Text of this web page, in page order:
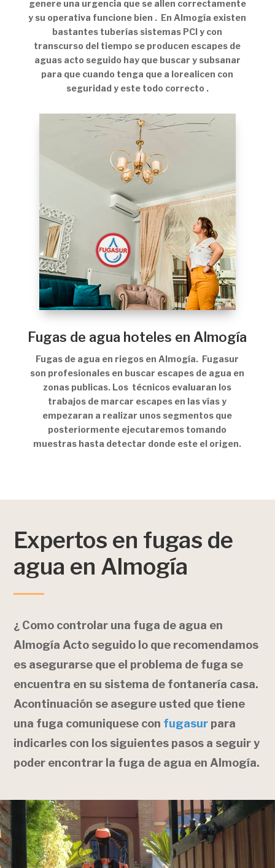
genere una urgencia que se allen correctamente
y su operativa funcione bien . En Almogía existen
bastantes tuberías sistemas PCI y con
transcurso del tiempo se producen escapes de
aguas acto seguido hay que buscar y subsanar
para que cuando tenga que a lorealicen con
seguridad y este todo correcto .
Fugas de agua hoteles en Almogía
Fugas de agua en riegos en Almogía. Fugasur
son profesionales en buscar escapes de agua en
zonas publicas. Los técnicos evaluaran los
trabajos de marcar escapes en las vías y
empezaran a realizar unos segmentos que
posteriormente ejecutaremos tomando
muestras hasta detectar donde este el origen.
Expertos en fugas de
agua en Almogía
¿ Como controlar una fuga de agua en
Almogía Acto seguido lo que recomendamos
es asegurarse que el problema de fuga se
encuentra en su sistema de fontanería casa.
Acontinuación se asegure usted que tiene
una fuga comuniquese con fugasur para
indicarles con los siguientes pasos a seguir y
poder encontrar la fuga de agua en Almogía.